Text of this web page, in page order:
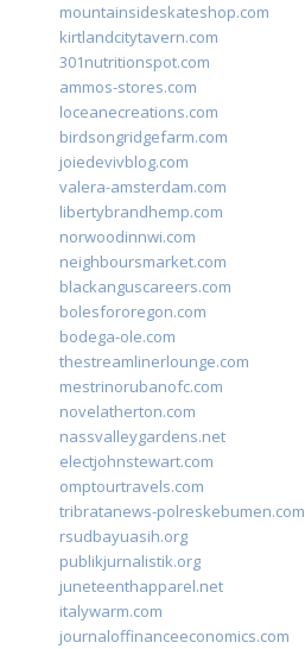
mountainsideskateshop.com
kirtlandcitytavern.com
301nutritionspot.com
ammos-stores.com
loceanecreations.com
birdsongridgefarm.com
joiedevivblog.com
valera-amsterdam.com
libertybrandhemp.com
norwoodinnwi.com
neighboursmarket.com
blackanguscareers.com
bolesfororegon.com
bodega-ole.com
thestreamlinerlounge.com
mestrinorubanofc.com
novelatherton.com
nassvalleygardens.net
electjohnstewart.com
omptourtravels.com
tribratanews-polreskebumen.com
rsudbayuasih.org
publikjurnalistik.org
juneteenthapparel.net
italywarm.com
journaloffinanceeconomics.com